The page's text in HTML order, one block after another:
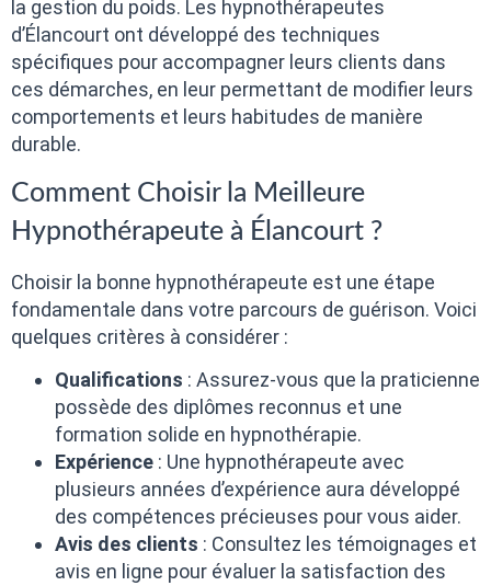
la gestion du poids. Les hypnothérapeutes
d’Élancourt ont développé des techniques
spécifiques pour accompagner leurs clients dans
ces démarches, en leur permettant de modifier leurs
comportements et leurs habitudes de manière
durable.
Comment Choisir la Meilleure
Hypnothérapeute à Élancourt ?
Choisir la bonne hypnothérapeute est une étape
fondamentale dans votre parcours de guérison. Voici
quelques critères à considérer :
Qualifications : Assurez-vous que la praticienne
possède des diplômes reconnus et une
formation solide en hypnothérapie.
Expérience : Une hypnothérapeute avec
plusieurs années d’expérience aura développé
des compétences précieuses pour vous aider.
Avis des clients : Consultez les témoignages et
avis en ligne pour évaluer la satisfaction des